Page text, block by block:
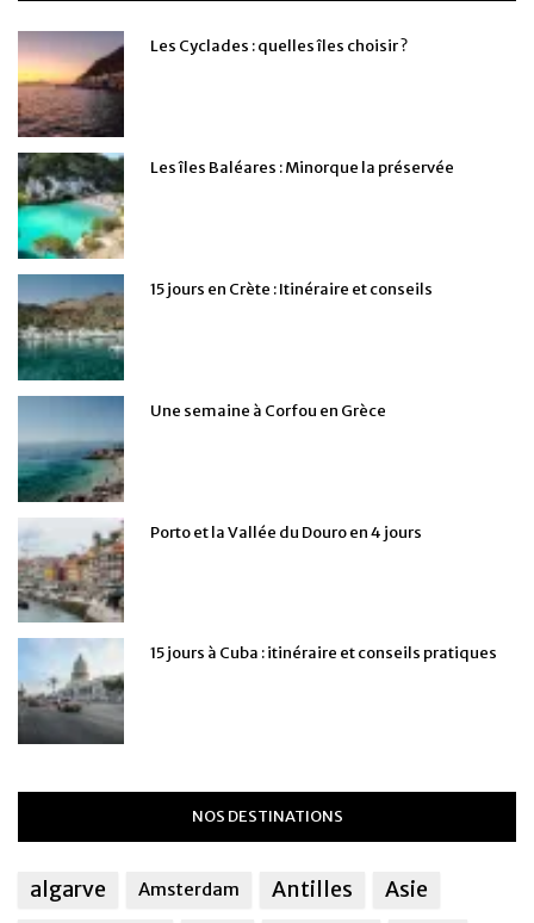
Les Cyclades : quelles îles choisir ?
Les îles Baléares : Minorque la préservée
15 jours en Crète : Itinéraire et conseils
Une semaine à Corfou en Grèce
Porto et la Vallée du Douro en 4 jours
15 jours à Cuba : itinéraire et conseils pratiques
NOS DESTINATIONS
algarve Amsterdam Antilles
Asie